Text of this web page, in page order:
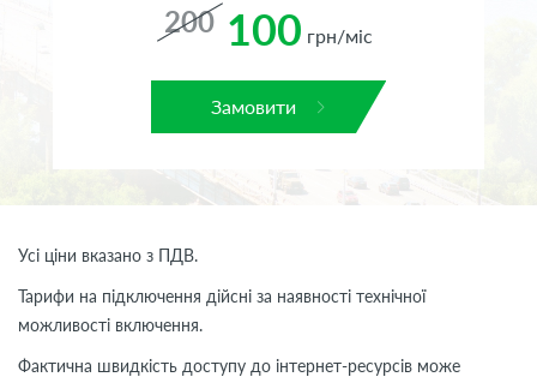
200 100 грн/міс
Замовити
Усі ціни вказано з ПДВ.
Тарифи на підключення дійсні за наявності технічної
можливості включення.
Фактична швидкість доступу до інтернет-ресурсів може